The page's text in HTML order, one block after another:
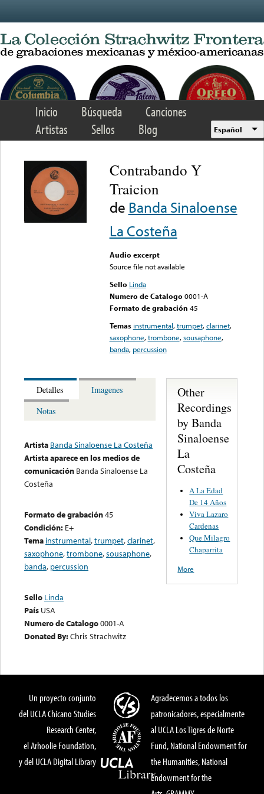
Inicio Búsqueda
Canciones
Artistas
Sellos Blog Español
Contrabando Y
Traicion
de Banda Sinaloense
La Costeña
Audio excerpt
Source file not available
Sello Linda
Numero de Catalogo 0001-A
Formato de grabación 45
Temas instrumental,trumpet,clarinet,
saxophone,trombone,sousaphone,
banda, percussion
Detalles
Imagenes
Notas
Artista Banda Sinaloense La Costeña
Artista aparece en los medios de
comunicación Banda Sinaloense La
Costeña
Formato de grabación45
Condición: E+
Tema instrumental,trumpet,clarinet,
saxophone,trombone,sousaphone,
banda, percussion
Sello Linda
País USA
Numero de Catalogo0001-A
Donated By:Chris Strachwitz
Other
Recordings
by Banda
Sinaloense
La
Costeña
A La Edad
De 14 Años
Viva Lazaro
Cardenas
Que Milagro
Chaparrita
More
Un proyecto conjunto
del UCLA Chicano Studies
Research Center,
el Arhoolie Foundation,
y del UCLA Digital Library
Agradecemos a todos los
patronicadores, especialmente
al UCLA Los Tigres de Norte
Fund, National Endowment for
the Humanities, National
Endowment for the